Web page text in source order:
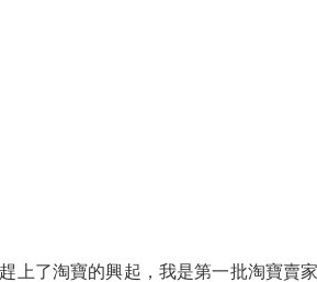
上了淘寶的興起，我是第一批淘寶賣